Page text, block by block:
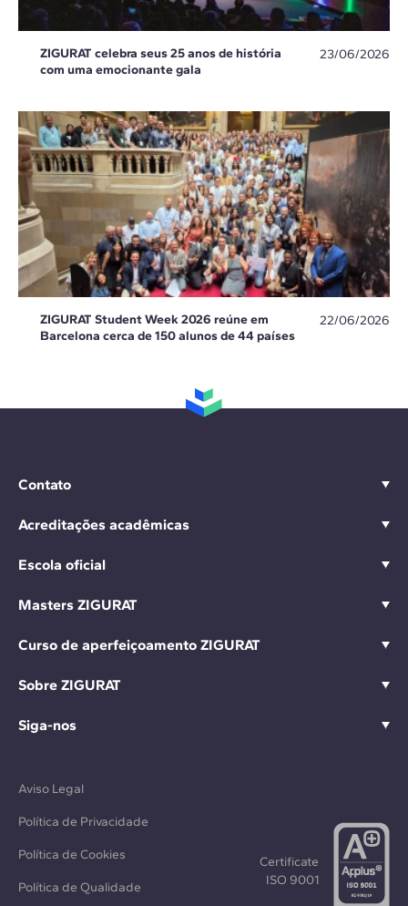
ZIGURAT celebra seus 25 anos de história
com uma emocionante gala
23/06/2026
ZIGURAT Student Week 2026 reúne em
Barcelona cerca de 150 alunos de 44 países
22/06/2026
Contato
Acreditações acadêmicas
Escola oficial
Masters ZIGURAT
Curso de aperfeiçoamento ZIGURAT
Sobre ZIGURAT
Siga-nos
Aviso Legal
Política de Privacidade
Política de Cookies
Política de Qualidade
Certificate
ISO 9001